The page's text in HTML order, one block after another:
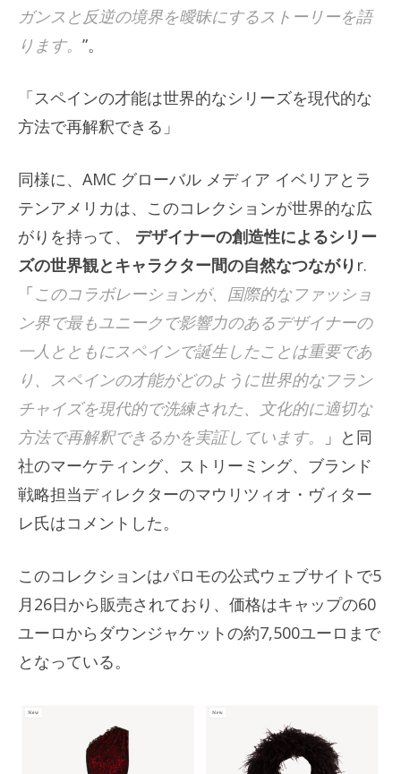
ガンスと反逆の境界を曖昧にするストーリーを語
ります。 ”。
「スペインの才能は世界的なシリーズを現代的な
方法で再解釈できる」
同様に、AMC グローバル メディア イベリアとラ
テンアメリカは、このコレクションが世界的な広
がりを持って、 デザイナーの創造性によるシリー
ズの世界観とキャラクター間の自然なつながり r.
「このコラボレーションが、国際的なファッショ
ン界で最もユニークで影響力のあるデザイナーの
一人とともにスペインで誕生したことは重要であ
り、スペインの才能がどのように世界的なフラン
チャイズを現代的で洗練された、文化的に適切な
方法で再解釈できるかを実証しています。
」と同
社のマーケティング、ストリーミング、ブランド
戦略担当ディレクターのマウリツィオ・ヴィター
レ氏はコメントした。
このコレクションはパロモの公式ウェブサイトで5
月26日から販売されており、価格はキャップの60
ユーロからダウンジャケットの約7,500ユーロまで
となっている。